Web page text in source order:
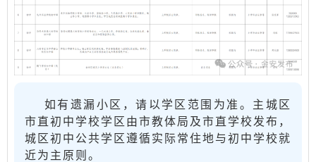
如有遗漏小区，请以学区范围为准。主城区
市直初中学校学区由市教体局及市直学校发布，
城区初中公共学区遵循实际常住地与初中学校就
近为主原则。